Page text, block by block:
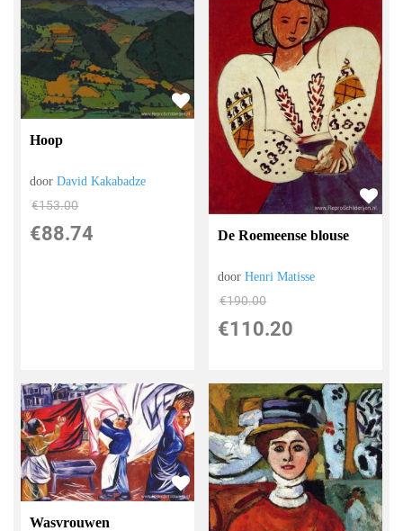
Hoop
doorDavid Kakabadze
€153.00
€88.74 De Roemeense blouse
doorHenri Matisse
€190.00
€110.20
Wasvrouwen